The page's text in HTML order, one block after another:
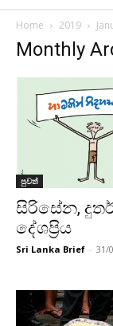
Home 2019
Monthly
පුවත්
සිරිසේන,
දේශප්‍රිය
Sri Lanka Brief - 31/